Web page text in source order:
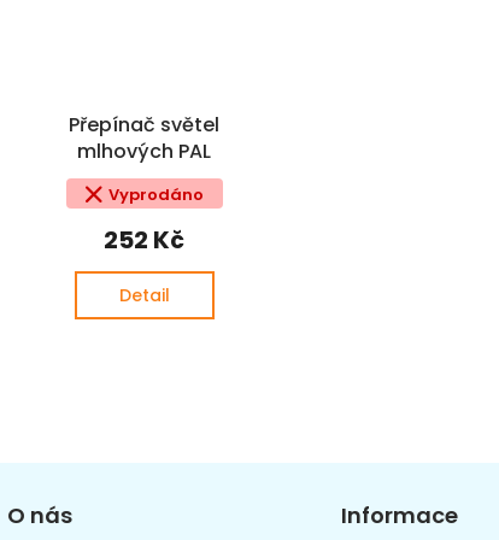
Přepínač světel
mlhových PAL
Vyprodáno
252 Kč
Detail
O nás Informace